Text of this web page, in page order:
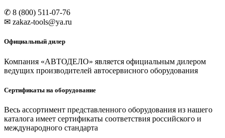
✆ 8 (800) 511-07-76
✉ zakaz-tools@ya.ru
Официальный дилер
Компания «АВТОДЕЛО» является официальным дилером
ведущих производителей автосервисного оборудования
Сертификаты на оборудование
Весь ассортимент представленного оборудования из нашего
каталога имеет сертификаты соответствия российского и
международного стандарта